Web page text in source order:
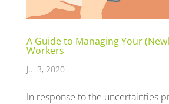
A Guide to Managing Your
Workers
Jul 3, 2020
In response to the uncertainties